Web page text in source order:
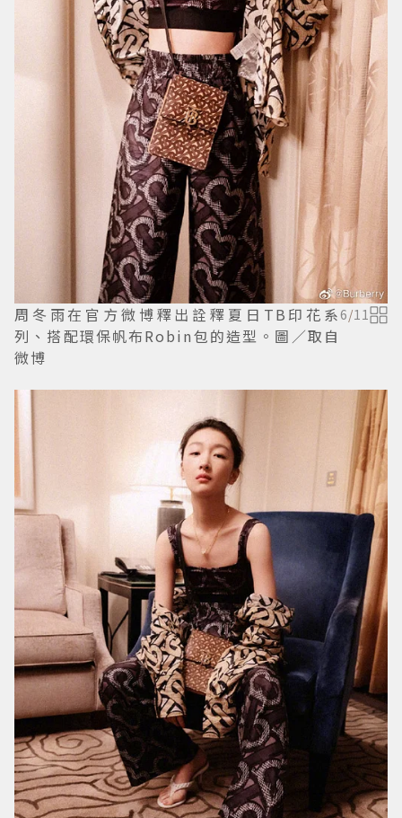
周冬雨在官方微博釋出詮釋夏日TB印花系
列、搭配環保帆布Robin包的造型。圖／取自
微博
6/11